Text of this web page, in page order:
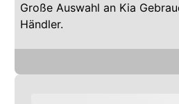
Große Auswahl an Kia
Händler.